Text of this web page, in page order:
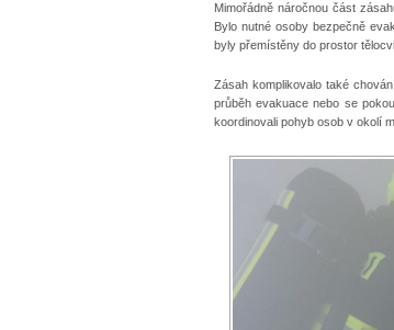
Mimořádně náročnou část
Bylo nutné osoby bezpečně
byly přemístěny do prostor
Zásah komplikovalo také
průběh evakuace nebo se
koordinovali pohyb osob v okolí